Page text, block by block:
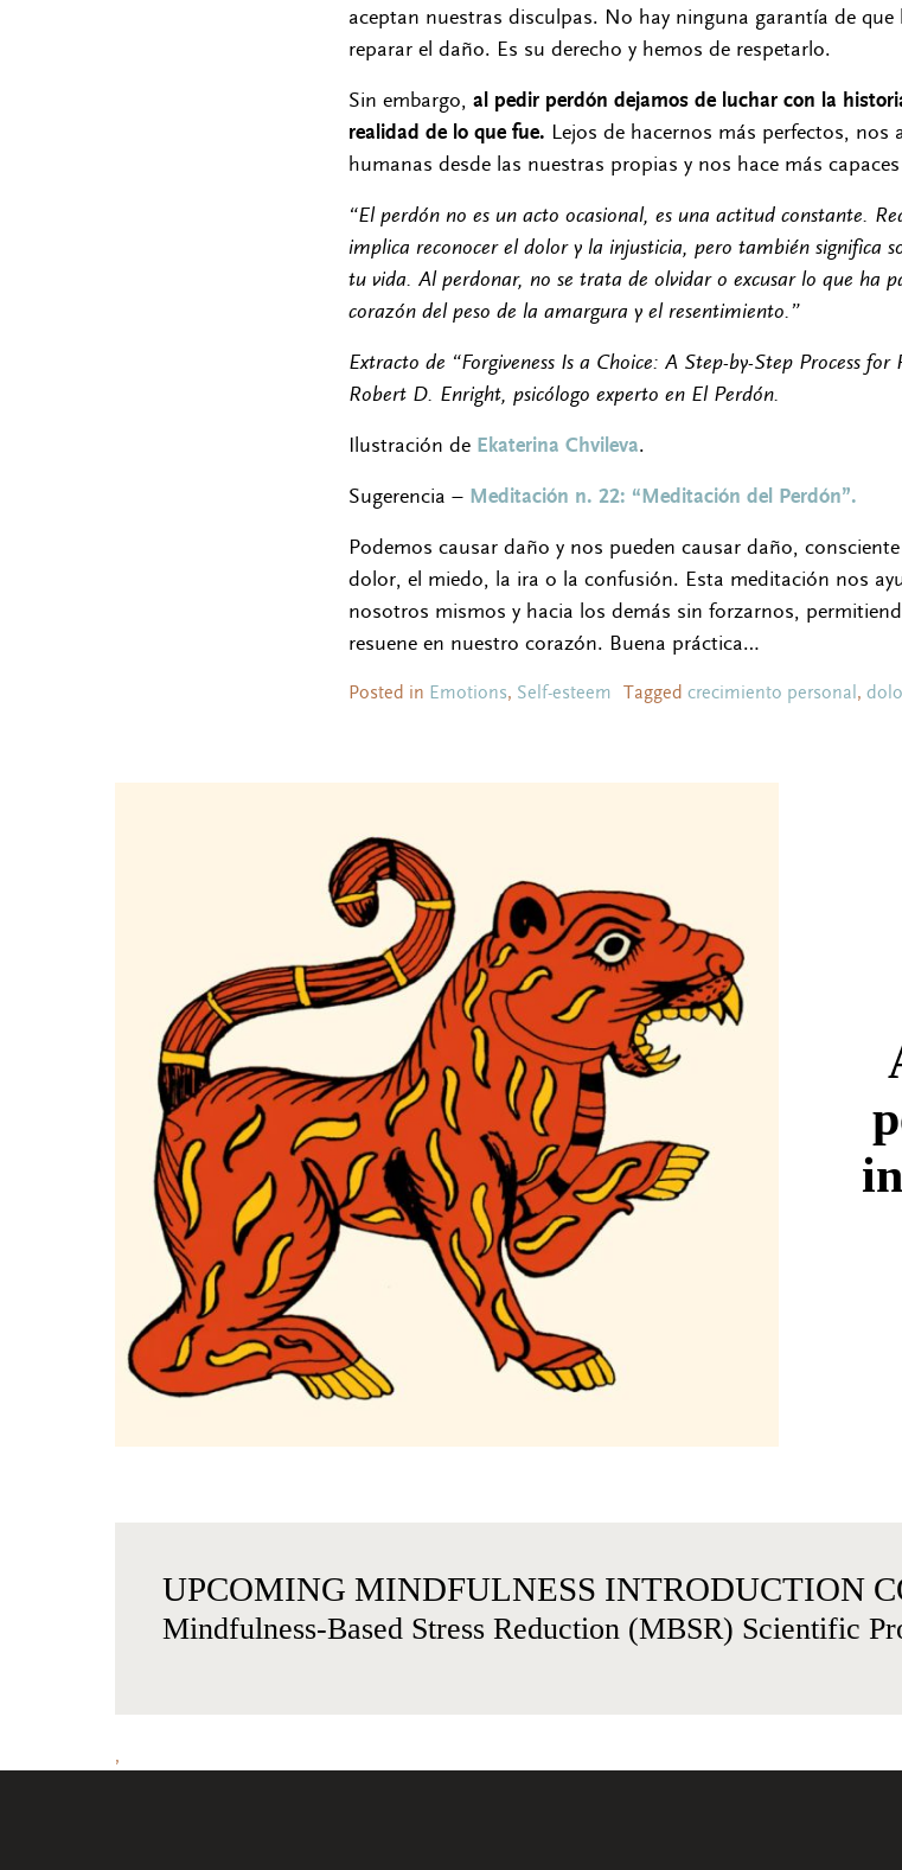
aceptan nuestras disculpas. No hay ninguna garantía de
reparar el daño. Es su derecho y hemos de respetarlo.
Sin embargo, al pedir perdón dejamos de luchar con la
realidad de lo que fue. Lejos de hacernos más perfectos, nos
humanas desde las nuestras propias y nos hace más
“El perdón no es un acto ocasional, es una actitud constante.
implica reconocer el dolor y la injusticia, pero también significa
tu vida. Al perdonar, no se trata de olvidar o excusar lo que ha
corazón del peso de la amargura y el resentimiento.”
Extracto de “Forgiveness Is a Choice: A Step-by-Step Process
Robert D. Enright, psicólogo experto en El Perdón.
Ilustración de Ekaterina Chvileva.
Sugerencia – Meditación n. 22: “Meditación del Perdón”.
Podemos causar daño y nos pueden causar daño,
dolor, el miedo, la ira o la confusión. Esta meditación nos
nosotros mismos y hacia los demás sin forzarnos,
resuene en nuestro corazón. Buena práctica…
Posted in Emotions, Self-esteem Tagged crecimiento personal ,
UPCOMING MINDFULNESS INTRODUCTION
Mindfulness-Based Stress Reduction (MBSR) Scientific
,